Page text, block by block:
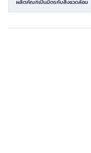
ผลิตภัณฑ์เป็นมิตรกับสิ่งแวดล้อม